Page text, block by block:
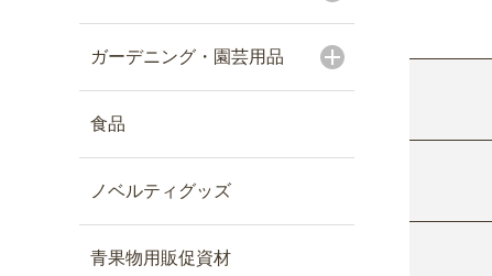
ガーデニング・園芸用品
食品
ノベルティグッズ
青果物用販促資材